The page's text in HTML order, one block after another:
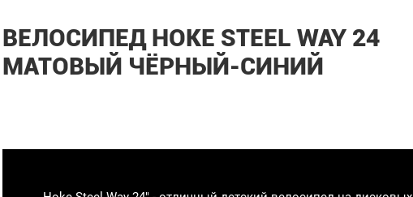
ВЕЛОСИПЕД HOKE STEEL WAY 24
МАТОВЫЙ ЧЁРНЫЙ-СИНИЙ